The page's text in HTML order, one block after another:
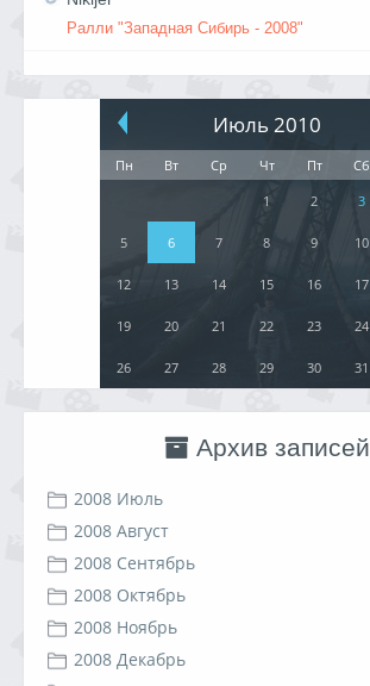
Ралли "Западная Сибирь - 2008"
Июль 2010
Пн Вт Ср Чт Пт Сб
1
2 3
5 6 7 8 9 10
12 13 14 15 16 17
19 20 21 22 23 24
26 27 28 29 30 31
Архив записей
2008 Июль
2008 Август
2008 Сентябрь
2008 Октябрь
2008 Ноябрь
2008 Декабрь